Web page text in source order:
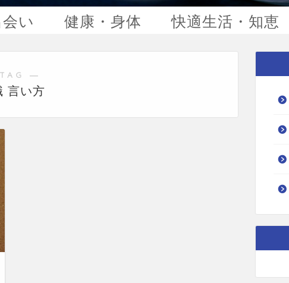
い 健康・身体 快適生活・知恵
―
言い方